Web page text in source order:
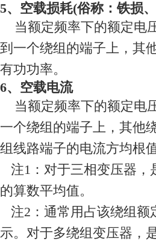
5、空载损耗(俗称：铁损
当额定频率下的额定电
到一个绕组的端子上，其
有功功率。
6、空载电流
当额定频率下的额定电
一个绕组的端子上，其他
组线路端子的电流方均根值
注1：对于三相变压器，
的算数平均值。
注2：通常用占该绕组额
示。对于多绕组变压器，